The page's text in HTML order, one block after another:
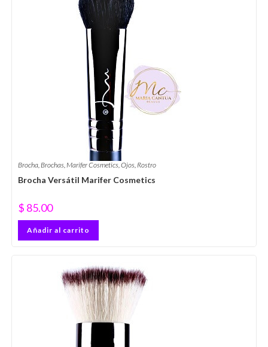
Brocha,Brochas,Marifer Cosmetics,Ojos, Rostro
Brocha Versátil Marifer Cosmetics
$ 85.00
Añadir al carrito